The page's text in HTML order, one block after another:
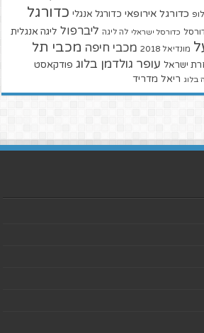
כדורגל אירופאי כדורגל אנגלי כדורגל
כדורסל ישראלי לה ליגה ליברפול ליגה אנגלית
מונדיאל 2018 מכבי חיפה מכבי תל
ישראל עופר גולדמן בלוג פודקאסט
בלוג ריאל מדריד